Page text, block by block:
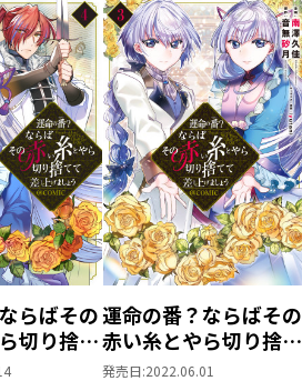
らばその
切り捨て
しょう
運命の番？ならばその
赤い糸とやら切り捨て
て差し上げましょう
発売日:2022.06.01